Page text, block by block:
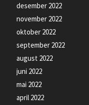
desember 2022
november 2022
oktober 2022
september 2022
august 2022
juni 2022
mai 2022
april 2022